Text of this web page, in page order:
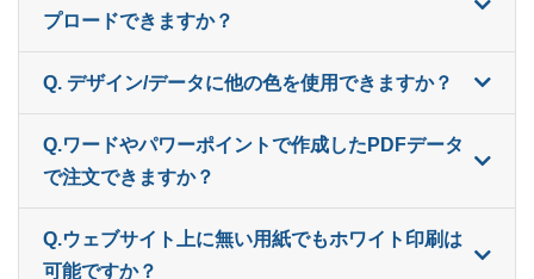
プロードできますか？
Q. デザイン/データに他の色を使用できますか？
Q.ワードやパワーポイントで作成したPDFデータ
で注文できますか？
Q.ウェブサイト上に無い用紙でもホワイト印刷は
可能ですか？